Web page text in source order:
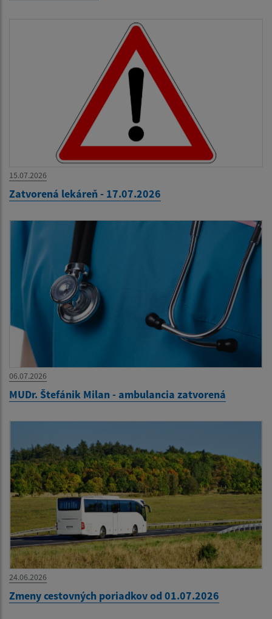
15.07.2026
Zatvorená lekáreň - 17.07.2026
06.07.2026
MUDr. Štefánik Milan - ambulancia zatvorená
24.06.2026
Zmeny cestovných poriadkov od 01.07.2026